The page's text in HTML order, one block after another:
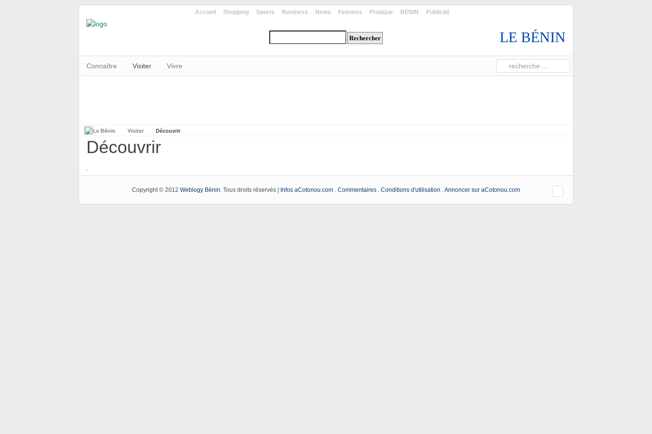
Accueil Shopping Sports Business News Femmes Pratique BENIN Publicité
LE BÉNIN
Connaître Visiter Vivre
Le Bénin Visiter Découvrir
Découvrir
Copyright © 2012 Weblogy Bénin. Tous droits réservés | Infos aCotonou.com . Commentaires . Conditions d'utilisation .Annoncer sur aCotonou.com